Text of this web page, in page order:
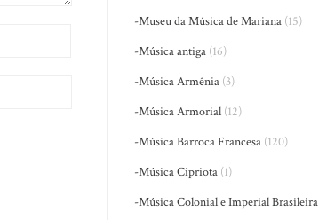
-Museu da Música de Mariana (15)
-Música antiga (16)
-Música Armênia (3)
-Música Armorial (12)
-Música Barroca Francesa (120)
-Música Cipriota (1)
-Música Colonial e Imperial Brasileira